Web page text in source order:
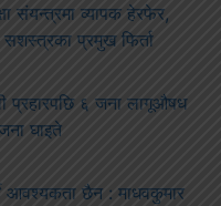
संयन्त्रमा व्यापक हेरफेर,
प्रमुख फिर्ता
प्रहारपछि ६ जना लागूऔषध
घाइते
आवश्यकता छैन : माधवकुमार